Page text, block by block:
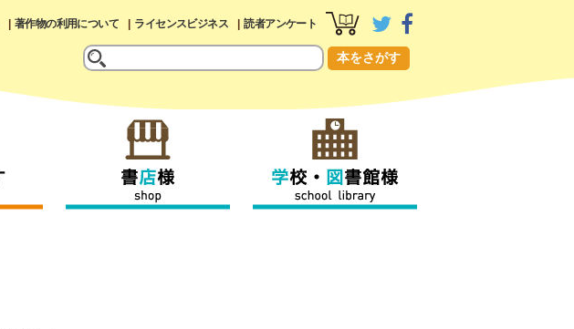
著作物の利用について ライセンスビジネス 読者アンケート
本をさがす